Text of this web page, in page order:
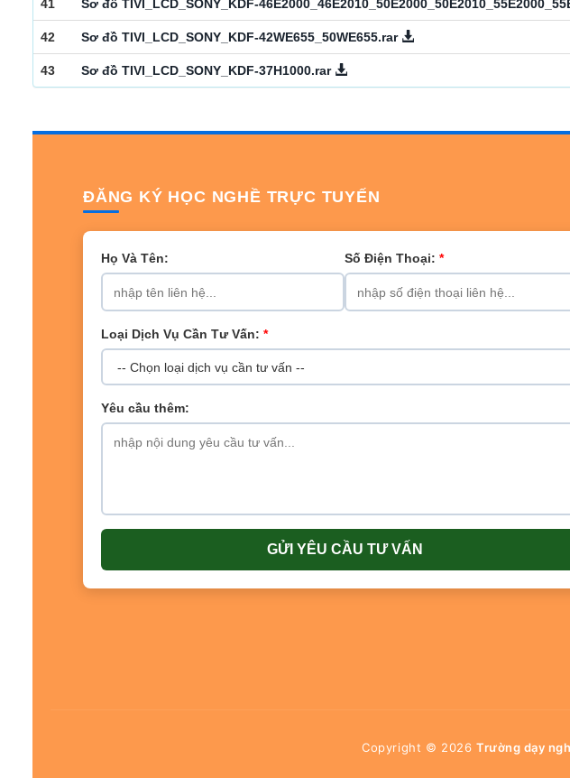
41 Sơ đồ TIVI_LCD_SONY_KDF-
42 Sơ đồ TIVI_LCD_SONY_KDF-42WE655_50WE655.rar
43 Sơ đồ TIVI_LCD_SONY_KDF-37H1000.rar
ĐĂNG KÝ HỌC NGHỀ TRỰC TUYẾN
Họ Và Tên: Số Điện Thoại: *
Loại Dịch Vụ Cần Tư Vấn: *
Yêu cầu thêm:
GỬI YÊU CẦU TƯ VẤN
Copyright © 2026Trường dạy